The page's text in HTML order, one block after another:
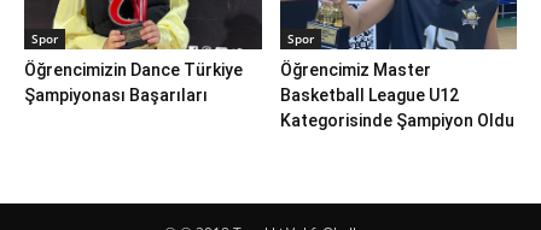
Spor
Öğrencimizin Dance Türkiye
Şampiyonası Başarıları
Spor
Öğrencimiz Master
Basketball League U12
Kategorisinde Şampiyon Oldu